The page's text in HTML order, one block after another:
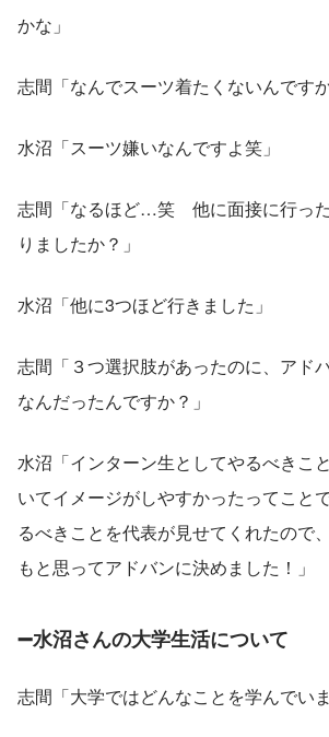
かな」
志間「なんでスーツ着たくないんです
水沼「スーツ嫌いなんですよ笑」
志間「なるほど…笑　他に面接に行っ
りましたか？」
水沼「他に3つほど行きました」
志間「３つ選択肢があったのに、アド
なんだったんですか？」
水沼「インターン生としてやるべきこ
いてイメージがしやすかったってこと
るべきことを代表が見せてくれたので
もと思ってアドバンに決めました！」
➖水沼さんの大学生活について
志間「大学ではどんなことを学んでい